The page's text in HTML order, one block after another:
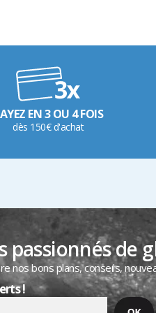
EN 3 OU 4 FOIS
dès 150€ d'achat
passionnés de
nos bons plans, conseils,
!